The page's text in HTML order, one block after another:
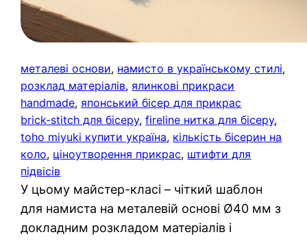
металеві основи, намисто в українському стилі
розклад матеріалів, ялинкові прикраси
handmade, японський бісер для прикрас
brick-stitch для бісеру, fireline нитка для бісеру
toho miyuki купити україна, кількість бісерин на
коло, ціноутворення прикрас, штифти для
підвісів
У цьому майстер-класі – чіткий шаблон
для намиста на металевій основі Ø40 мм з
докладним розкладом матеріалів і